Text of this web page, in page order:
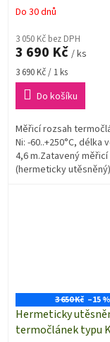
izolací | volné konce
Do 30 dnů
3 050 Kč bez DPH
3 690 Kč / ks
Měrná
cena:
3 690 Kč / 1 ks
Do košíku
Měřicí rozsah
Ni: -60..+250°C, délka
4,6 m.Zatavený
(hermeticky
3 650 Kč –15 %
Hermeticky
termočlánek typu